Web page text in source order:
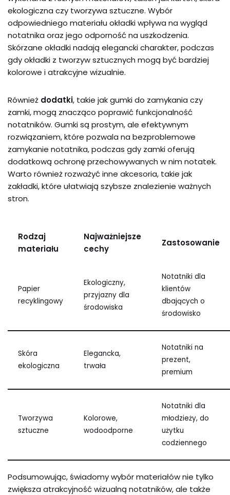
ekologiczna czy tworzywa sztuczne. Wybór
odpowiedniego materiału okładki wpływa na wygląd
notatnika oraz jego odporność na uszkodzenia.
Skórzane okładki nadają elegancki charakter, podczas
gdy okładki z tworzyw sztucznych mogą być bardziej
kolorowe i atrakcyjne wizualnie.
Również dodatki, takie jak gumki do zamykania czy
zamki, mogą znacząco poprawić funkcjonalność
notatników. Gumki są prostym, ale efektywnym
rozwiązaniem, które pozwala na bezproblemowe
zamykanie notatnika, podczas gdy zamki oferują
dodatkową ochronę przechowywanych w nim notatek.
Warto również rozważyć inne akcesoria, takie jak
zakładki, które ułatwiają szybsze znalezienie ważnych
stron.
Rodzaj
materiału
Najważniejsze
cechy
Zastosowanie
Papier
recyklingowy
Ekologiczny,
przyjazny dla
środowiska
Notatniki dla
klientów
dbających o
środowisko
Skóra
ekologiczna
Elegancka,
trwała
Notatniki na
prezent,
premium
Tworzywa
sztuczne
Kolorowe,
wodoodporne
Notatniki dla
młodzieży, do
użytku
codziennego
Podsumowując, świadomy wybór materiałów nie tylko
zwiększa atrakcyjność wizualną notatników, ale także